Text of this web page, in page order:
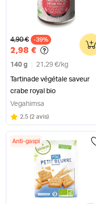
Ancien prix
4,90 € -39%
2,98 €
140 g 21,29 €/ kg
Tartinade végétale saveur
crabe royal bio
0
Vegahimsa
Note
2.5 sur 5
(2 avis)
Anti-gaspi